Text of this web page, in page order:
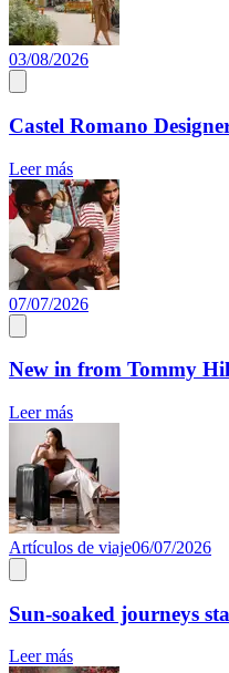
03/08/2026
Castel Romano
Leer más
07/07/2026
New in from Tommy
Leer más
Artículos de viaje06/07/2026
Sun-soaked journeys
Leer más